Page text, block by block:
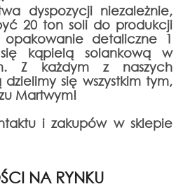
dyspozycji niezależnie,
20 ton soli do produkcji
opakowanie detaliczne 1
kąpielą solankową w
Z każdym z naszych
się wszystkim tym,
Martwym!
i zakupów w sklepie
NA RYNKU